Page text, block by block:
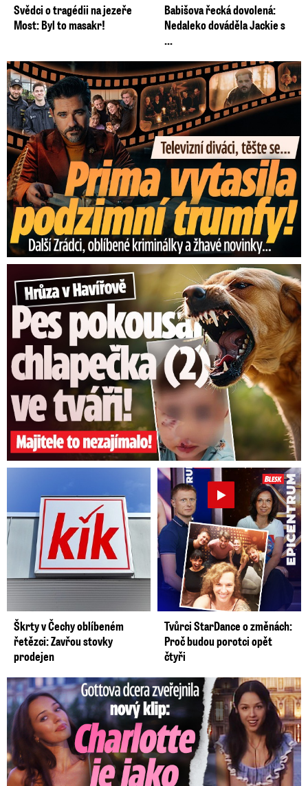
Svědci o tragédii na jezeře
Most: Byl to masakr!
Babišova řecká dovolená:
Nedaleko dováděla Jackie s
...
Prima vytasila podzimní trumfy! Další Zrádci a žhavé novinky
Hrůza v Havířově: Pes pokousal chlapečka (2) ve tváři!
Škrty v Čechy oblíbeném
řetězci: Zavřou stovky
prodejen
Tvůrci StarDance o změnách:
Proč budou porotci opět
čtyři
Gottova dcera zveřejnila nový klip: Je jako Olivie Rodrigo!